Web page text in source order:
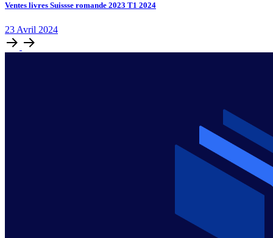
Ventes livres Suissse romande 2023 T1 2024
23 Avril 2024